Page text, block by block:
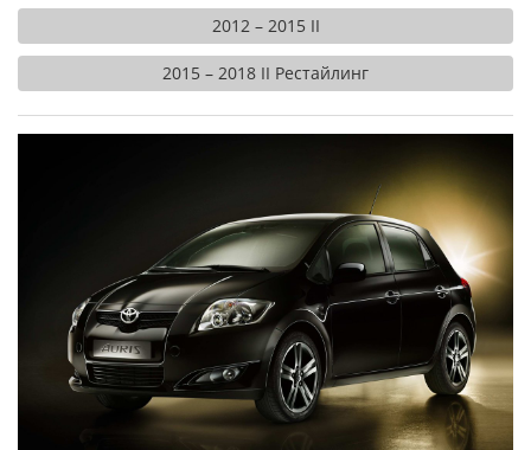
2012 – 2015 II
2015 – 2018 II Рестайлинг